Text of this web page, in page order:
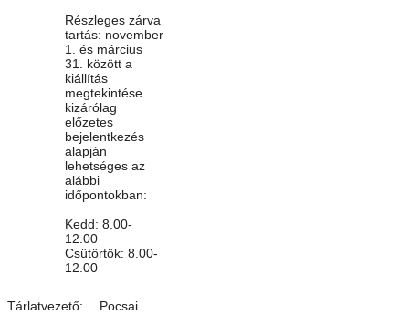
Részleges zárva
tartás: november
1. és március
31. között a
kiállítás
megtekintése
kizárólag
előzetes
bejelentkezés
alapján
lehetséges az
alábbi
időpontokban:
Kedd: 8.00-
12.00
Csütörtök: 8.00-
12.00
Tárlatvezető: Pocsai